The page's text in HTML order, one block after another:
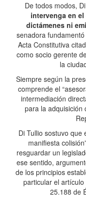
De todos modos,
intervenga en
dictámenes ni
senadora
Acta Constitutiva
como socio gerente
la
Siempre según la
comprende el
intermediación
para la adquisición
Di Tullio sostuvo que
manifiesta
resguardar un
ese sentido,
de los principios
particular el
25.188 de